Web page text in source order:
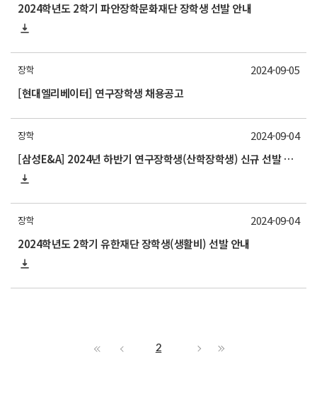
2024학년도 2학기 파안장학문화재단 장학생 선발 안내
장학
[현대엘리베이터] 연구장학생 채용공고
2024-09-05
장학
[삼성E&A] 2024년 하반기 연구장학생(산학장학생) 신규 선발 안내
2024-09-04
장학
2024학년도 2학기 유한재단 장학생(생활비) 선발 안내
2024-09-04
2